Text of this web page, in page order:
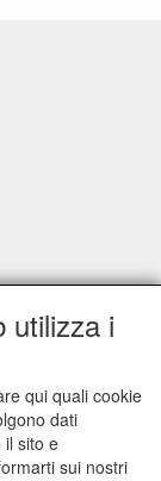
utilizza i
qui quali cookie
dati
il sito e
sui nostri